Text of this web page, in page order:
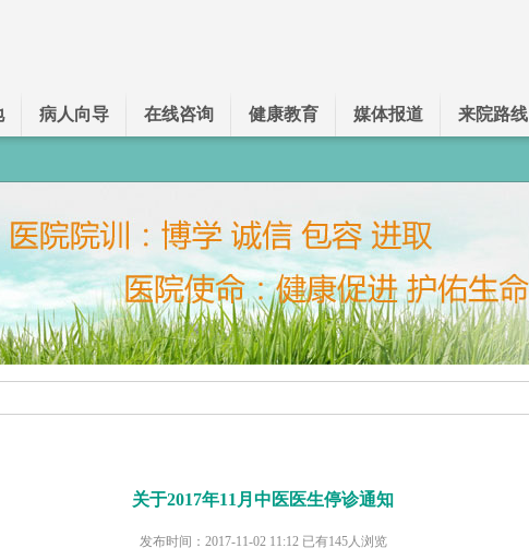
病人向导 在线咨询 健康教育 媒体报道 来院路线
关于2017年11月中医医生停诊通知
发布时间：2017-11-02 11:12 已有145人浏览